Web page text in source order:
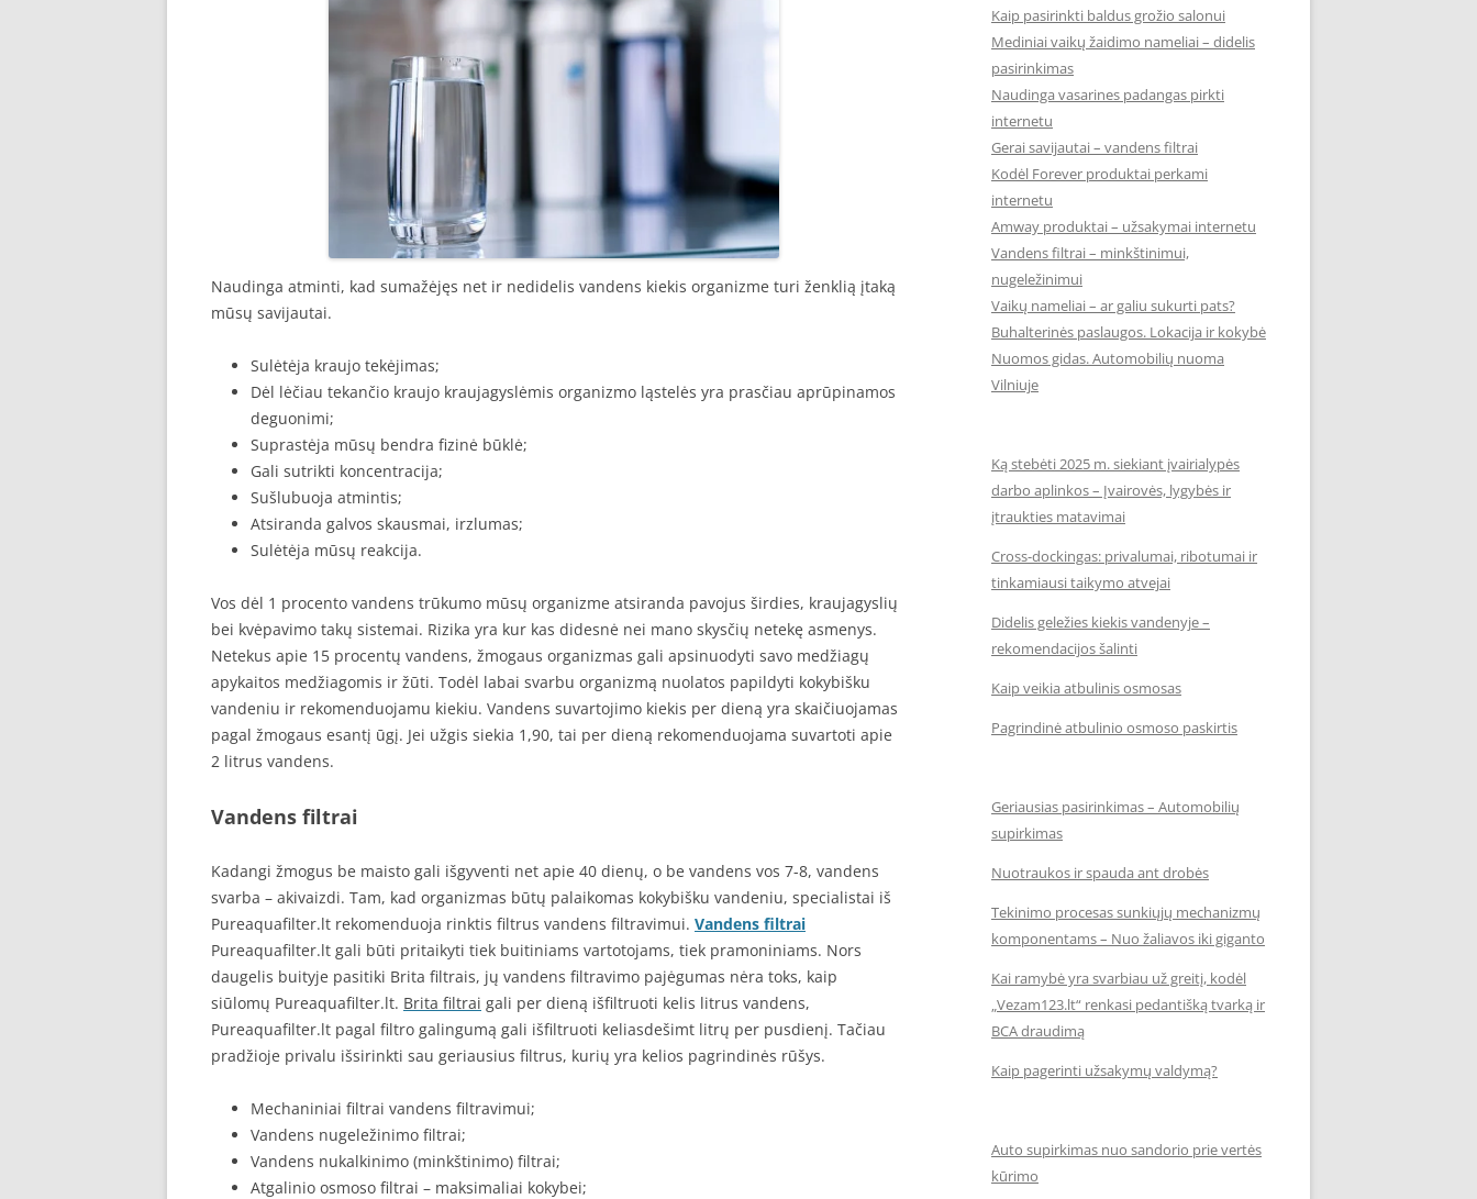
Naudinga atminti, kad sumažėjęs net ir nedidelis vandens kiekis organizme turi ženklią įtaką
mūsų savijautai.
Sulėtėja kraujo tekėjimas;
Dėl lėčiau tekančio kraujo kraujagyslėmis organizmo ląstelės yra prasčiau aprūpinamos
deguonimi;
Suprastėja mūsų bendra fizinė būklė;
Gali sutrikti koncentracija;
Sušlubuoja atmintis;
Atsiranda galvos skausmai, irzlumas;
Sulėtėja mūsų reakcija.
Vos dėl 1 procento vandens trūkumo mūsų organizme atsiranda pavojus širdies, kraujagyslių
bei kvėpavimo takų sistemai. Rizika yra kur kas didesnė nei mano skysčių netekę asmenys.
Netekus apie 15 procentų vandens, žmogaus organizmas gali apsinuodyti savo medžiagų
apykaitos medžiagomis ir žūti. Todėl labai svarbu organizmą nuolatos papildyti kokybišku
vandeniu ir rekomenduojamu kiekiu. Vandens suvartojimo kiekis per dieną yra skaičiuojamas
pagal žmogaus esantį ūgį. Jei užgis siekia 1,90, tai per dieną rekomenduojama suvartoti apie
2 litrus vandens.
Vandens filtrai
Kadangi žmogus be maisto gali išgyventi net apie 40 dienų, o be vandens vos 7-8, vandens
svarba – akivaizdi. Tam, kad organizmas būtų palaikomas kokybišku vandeniu, specialistai iš
Pureaquafilter.lt rekomenduoja rinktis filtrus vandens filtravimui. Vandens filtrai
Pureaquafilter.lt gali būti pritaikyti tiek buitiniams vartotojams, tiek pramoniniams. Nors
daugelis buityje pasitiki Brita filtrais, jų vandens filtravimo pajėgumas nėra toks, kaip
siūlomų Pureaquafilter.lt. Brita filtrai gali per dieną išfiltruoti kelis litrus vandens,
Pureaquafilter.lt pagal filtro galingumą gali išfiltruoti keliasdešimt litrų per pusdienį. Tačiau
pradžioje privalu išsirinkti sau geriausius filtrus, kurių yra kelios pagrindinės rūšys.
Mechaniniai filtrai vandens filtravimui;
Vandens nugeležinimo filtrai;
Vandens nukalkinimo (minkštinimo) filtrai;
Atgalinio osmoso filtrai – maksimaliai kokybei;
Kaip pasirinkti baldus grožio salonui
Mediniai vaikų žaidimo nameliai – didelis
pasirinkimas
Naudinga vasarines padangas pirkti
internetu
Gerai savijautai – vandens filtrai
Kodėl Forever produktai perkami
internetu
Amway produktai – užsakymai internetu
Vandens filtrai – minkštinimui,
nugeležinimui
Vaikų nameliai – ar galiu sukurti pats?
Buhalterinės paslaugos. Lokacija ir kokybė
Nuomos gidas. Automobilių nuoma
Vilniuje
Ką stebėti 2025 m. siekiant įvairialypės
darbo aplinkos – Įvairovės, lygybės ir
įtraukties matavimai
Cross-dockingas: privalumai, ribotumai ir
tinkamiausi taikymo atvejai
Didelis geležies kiekis vandenyje –
rekomendacijos šalinti
Kaip veikia atbulinis osmosas
Pagrindinė atbulinio osmoso paskirtis
Geriausias pasirinkimas – Automobilių
supirkimas
Nuotraukos ir spauda ant drobės
Tekinimo procesas sunkiųjų mechanizmų
komponentams – Nuo žaliavos iki giganto
Kai ramybė yra svarbiau už greitį, kodėl
„Vezam123.lt“ renkasi pedantišką tvarką ir
BCA draudimą
Kaip pagerinti užsakymų valdymą?
Auto supirkimas nuo sandorio prie vertės
kūrimo